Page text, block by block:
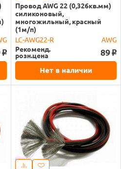
o
Провод AWG 22 (0,326кв.мм)
силиконовый,
многожильный, красный
(1м/п)
LC-AWG22-R
AWG
Рекоменд.
розн.цена 89 o
Нет в наличии